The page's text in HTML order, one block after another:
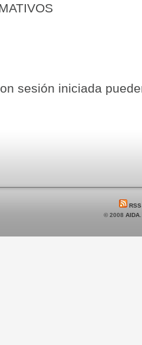
sesión iniciada
RSS
© 2008 AIDA